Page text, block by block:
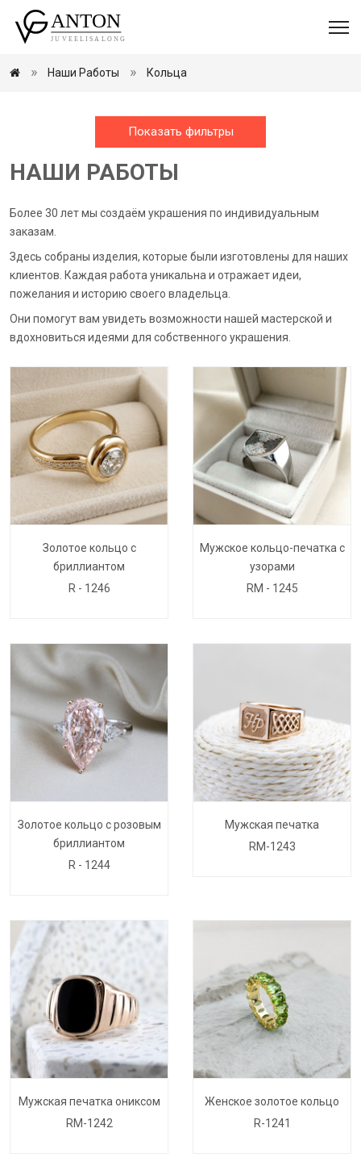
Наши Работы Кольца
Показать фильтры
НАШИ РАБОТЫ
Более 30 лет мы создаём украшения по индивидуальным
заказам.
Здесь собраны изделия, которые были изготовлены для наших
клиентов. Каждая работа уникальна и отражает идеи,
пожелания и историю своего владельца.
Они помогут вам увидеть возможности нашей мастерской и
вдохновиться идеями для собственного украшения.
Золотое кольцо с
бриллиантом
R - 1246
Мужское кольцо-печатка с
узорами
RM - 1245
Золотое кольцо с розовым
бриллиантом
R - 1244
Мужская печатка
RM-1243
Мужская печатка ониксом
RM-1242
Женское золотое кольцо
R-1241